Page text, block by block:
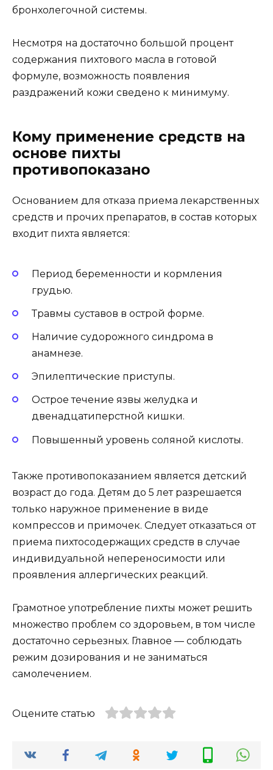
бронхолегочной системы.
Несмотря на достаточно большой процент
содержания пихтового масла в готовой
формуле, возможность появления
раздражений кожи сведено к минимуму.
Кому применение средств на
основе пихты
противопоказано
Основанием для отказа приема лекарственных
средств и прочих препаратов, в состав которых
входит пихта является:
Период беременности и кормления
грудью.
Травмы суставов в острой форме.
Наличие судорожного синдрома в
анамнезе.
Эпилептические приступы.
Острое течение язвы желудка и
двенадцатиперстной кишки.
Повышенный уровень соляной кислоты.
Также противопоказанием является детский
возраст до года. Детям до 5 лет разрешается
только наружное применение в виде
компрессов и примочек. Следует отказаться от
приема пихтосодержащих средств в случае
индивидуальной непереносимости или
проявления аллергических реакций.
Грамотное употребление пихты может решить
множество проблем со здоровьем, в том числе
достаточно серьезных. Главное — соблюдать
режим дозирования и не заниматься
самолечением.
Оцените статью